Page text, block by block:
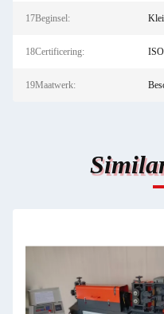
17Beginsel:
18Certificering:
19Maatwerk: